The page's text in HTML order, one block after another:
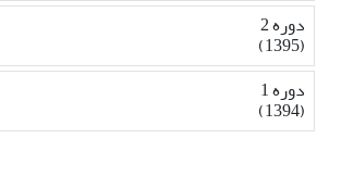
دوره 2
(1395)
دوره 1
(1394)